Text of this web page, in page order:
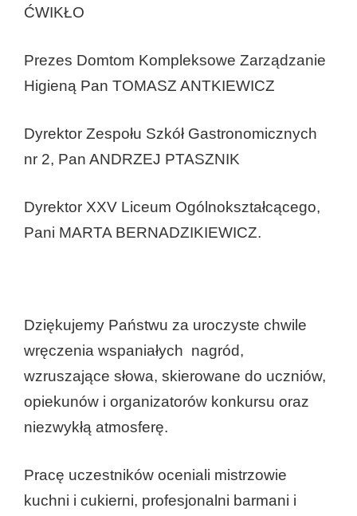
ĆWIKŁO
Prezes Domtom Kompleksowe Zarządzanie
Higieną Pan TOMASZ ANTKIEWICZ
Dyrektor Zespołu Szkół Gastronomicznych
nr 2, Pan ANDRZEJ PTASZNIK
Dyrektor XXV Liceum Ogólnokształcącego,
Pani MARTA BERNADZIKIEWICZ.
Dziękujemy Państwu za uroczyste chwile
wręczenia wspaniałych nagród,
wzruszające słowa, skierowane do uczniów,
opiekunów i organizatorów konkursu oraz
niezwykłą atmosferę.
Pracę uczestników oceniali mistrzowie
kuchni i cukierni, profesjonalni barmani i